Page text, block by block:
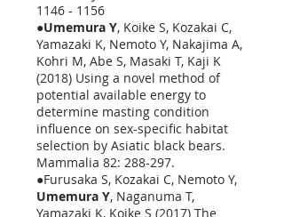
1146 - 1156
●Umemura Y, Koike S, Kozakai C,
Yamazaki K, Nemoto Y, Nakajima A,
Kohri M, Abe S, Masaki T, Kaji K
(2018) Using a novel method of
potential available energy to
determine masting condition
influence on sex-specific habitat
selection by Asiatic black bears.
Mammalia 82: 288-297.
●Furusaka S, Kozakai C, Nemoto Y,
Umemura Y, Naganuma T,
Yamazaki K, Koike S (2017) The